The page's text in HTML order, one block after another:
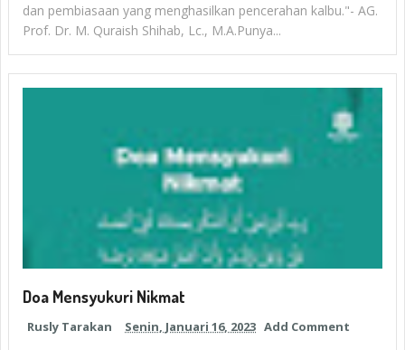
dan pembiasaan yang menghasilkan pencerahan kalbu."- AG.
Prof. Dr. M. Quraish Shihab, Lc., M.A.Punya...
Doa Mensyukuri Nikmat
Rusly Tarakan Senin, Januari 16, 2023 Add Comment